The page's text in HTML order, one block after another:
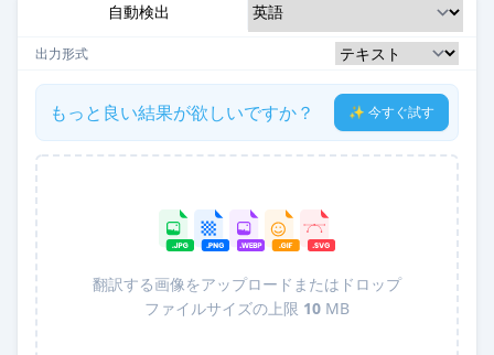
自動検出
出力形式
もっと良い結果が欲しいですか？ ✨ 今すぐ試す
翻訳する画像をアップロードまたはドロップ
ファイルサイズの上限 10 MB